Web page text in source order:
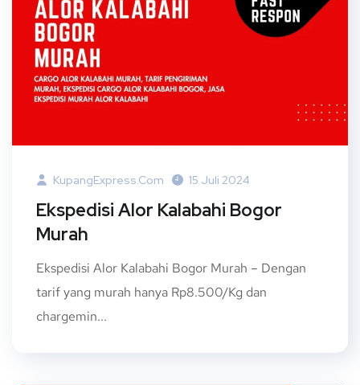
KupangExpress.com 15 Juli 2024
Ekspedisi Alor Kalabahi Bogor
Murah
Ekspedisi Alor Kalabahi Bogor Murah – Dengan
tarif yang murah hanya Rp8.500/Kg dan
chargemin...